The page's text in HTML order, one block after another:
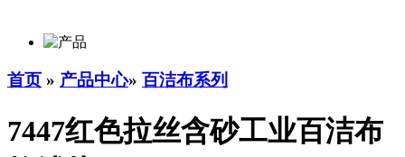
首页 » 产品中心» 百洁布系列
7447红色拉丝含砂工业百洁布